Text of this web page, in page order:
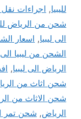
لليبيا, اجراءات نقل
شحن من الرياض
الى ليبيا, اسعار
الشحن من ليبيا
الرياض الى ليبيا,
شحن اثاث من
شحن الاثاث من
الرياض, شحن تمر